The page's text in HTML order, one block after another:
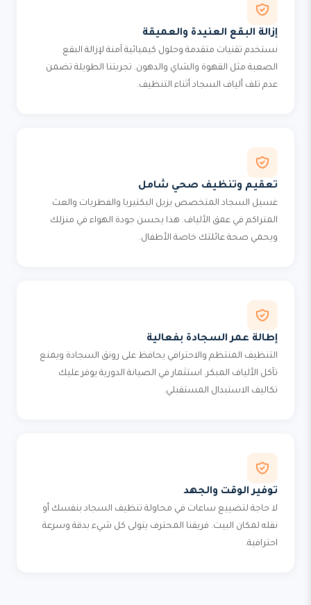
إزالة البقع العنيدة والعميقة
نستخدم تقنيات متقدمة وحلول كيميائية آمنة لإزالة البقع
الصعبة مثل القهوة والشاي والدهون. تجربتنا الطويلة تضمن
عدم تلف ألياف السجاد أثناء التنظيف.
تعقيم وتنظيف صحي شامل
غسيل السجاد المتخصص يزيل البكتيريا والفطريات والعث
المتراكم في عمق الألياف. هذا يحسن جودة الهواء في منزلك
ويحمي صحة عائلتك خاصة الأطفال.
إطالة عمر السجادة بفعالية
التنظيف المنتظم والاحترافي يحافظ على رونق السجادة ويمنع
تآكل الألياف المبكر. استثمار في الصيانة الدورية يوفر عليك
تكاليف الاستبدال المستقبلي.
توفير الوقت والجهد
لا حاجة لتضييع ساعات في محاولة تنظيف السجاد بنفسك أو
نقله لمكان البيت. فريقنا المحترف يتولى كل شيء بدقة وسرعة
احترافية.